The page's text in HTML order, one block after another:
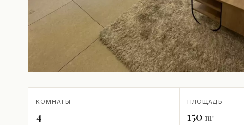
КОМНАТЫ
4
ПЛОЩАДЬ
150 m²